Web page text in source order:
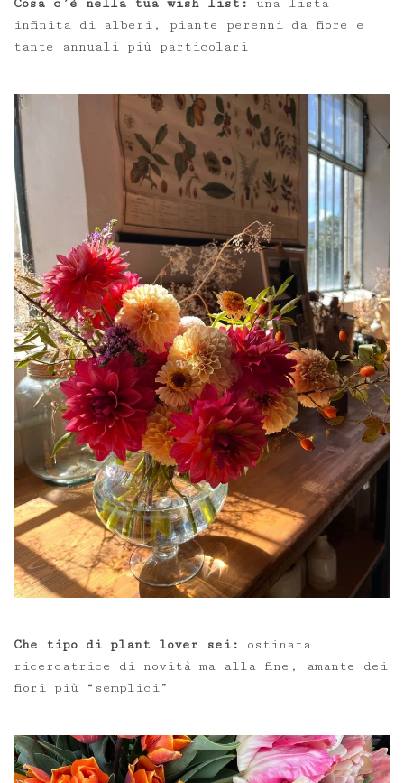
Cosa c’è nella tua wish list:
una lista
infinita di alberi, piante perenni da fiore e
tante annuali più particolari
Che tipo di plant lover sei:
ostinata
ricercatrice di novità ma alla fine, amante dei
fiori più “semplici”